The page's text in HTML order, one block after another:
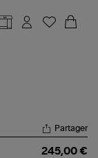
Partager
245,00 €